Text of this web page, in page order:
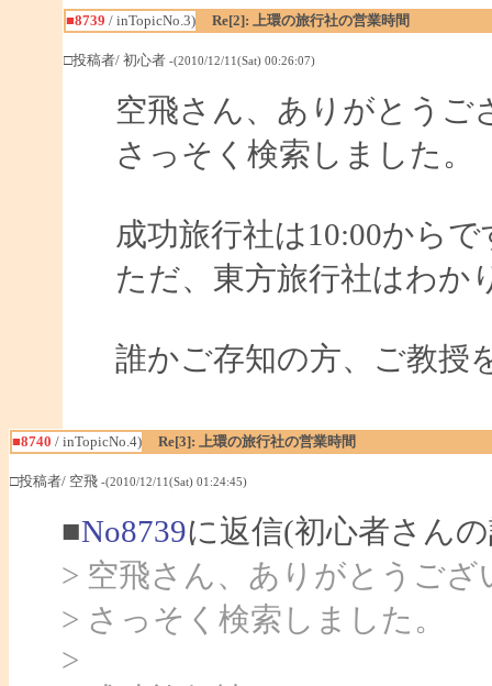
■8739 / inTopicNo.3) Re[2]: 上環の旅行社の営業時間
□投稿者/ 初心者 -(2010/12/11(Sat) 00:26:07)
空飛さん、ありがとうご
さっそく検索しました。
成功旅行社は10:00からで
ただ、東方旅行社はわか
誰かご存知の方、ご教授
■8740 / inTopicNo.4) Re[3]: 上環の旅行社の営業時間
□投稿者/ 空飛 -(2010/12/11(Sat) 01:24:45)
■No8739に返信(初心者さん
> 空飛さん、ありがとうござ
> さっそく検索しました。
>